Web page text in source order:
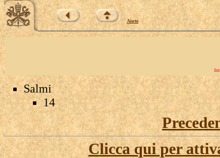
Aiuto
Salmi
14
Clicca qui per